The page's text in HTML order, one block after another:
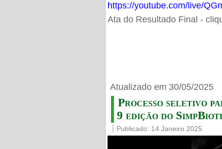
https://youtube.com/live/
Ata do Resultado Final -
Atualizado em 30/05/2025
Processo seletivo
9 edição do
Publicado: 14 Janeiro 2025